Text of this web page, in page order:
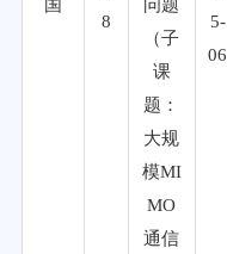
国
8
问题
（子
课
题：
大规
模MI
MO
通信
5-
06